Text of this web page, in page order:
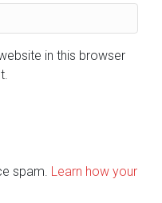
in this browser
spam. Learn how your